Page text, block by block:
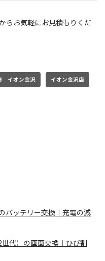
らお気軽にお見積もりくだ
イオン金沢 イオン金沢店
バッテリー交換｜充電の減
代）の画面交換｜ひび割